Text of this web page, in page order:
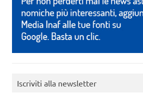
Iscriviti alla newsletter